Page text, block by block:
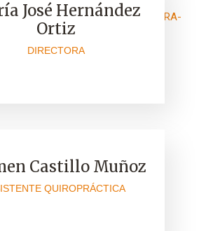
José Hernández
Ortiz
DIRECTORA
Castillo Muñoz
QUIROPRÁCTICA